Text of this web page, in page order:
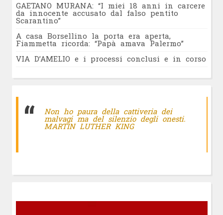
GAETANO MURANA: “I miei 18 anni in carcere
da innocente accusato dal falso pentito
Scarantino”
A casa Borsellino la porta era aperta,
Fiammetta ricorda: “Papà amava Palermo”
VIA D’AMELIO e i processi conclusi e in corso
Non ho paura della cattiveria dei
malvagi ma del silenzio degli onesti.
MARTIN LUTHER KING